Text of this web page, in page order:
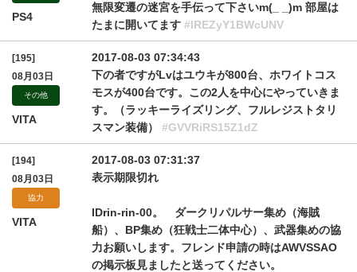
PS4
無限変遷の迷宮を手伝って下さいm(_ _)m 部屋は
たまに開いてます #lREZyY1BWcUNV
[195]
08月03日
その他
VITA
2017-08-03 07:34:43
下の者ですがLvはユウキが800台、ホワイトコス
モスが400台です。この2人を中心にやっていきま
す。（ラッキーライズリング、フルレジストタリ
スマン装備） #GVVRiRS15Z1dZ
[194]
08月03日
協力
VITA
2017-08-03 07:31:37
表示期限切れ
IDrin-rin-00。 ダークリパルサー集め（海賊
船）、BP集め（狂戦士二体中心）、武器集めの協
力お願いします。フレンド申請の時はAWVSSAO
の掲示板見ましたと送ってください。